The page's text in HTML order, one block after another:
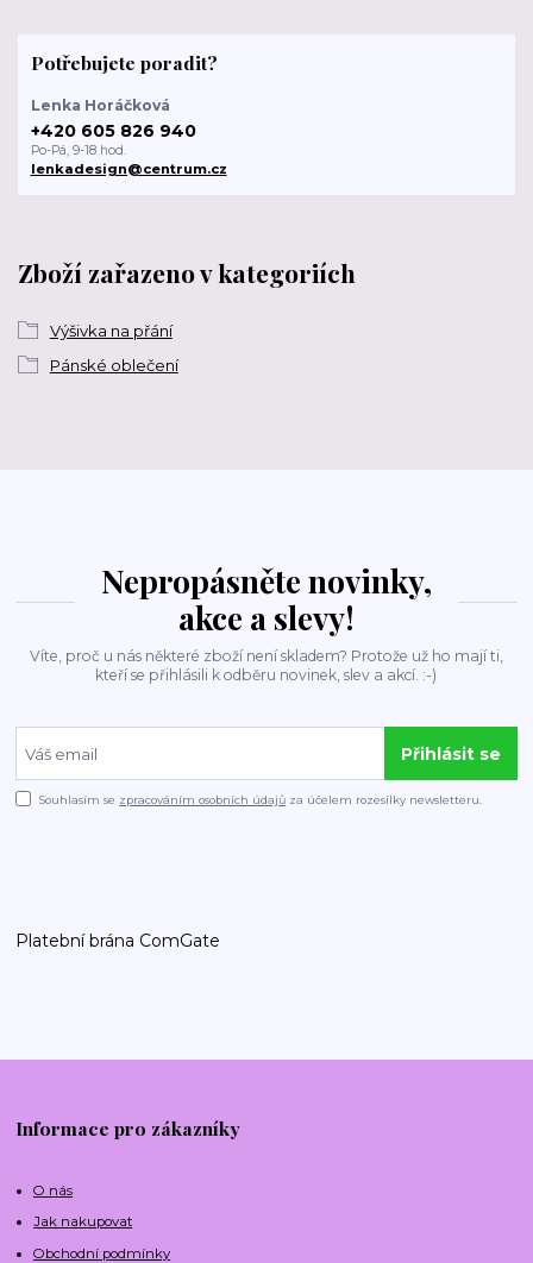
Zboží zařazeno v kategoriích
Výšivka na přání
Pánské oblečení
Potřebujete poradit?
Lenka Horáčková
+420 605 826 940
Po-Pá, 9-18 hod.
lenkadesign@centrum.cz
Nepropásněte novinky,
akce a slevy!
Víte, proč u nás některé zboží není skladem? Protože už ho mají ti,
kteří se přihlásili k odběru novinek, slev a akcí. :-)
Přihlásit se
Souhlasím se zpracováním osobních údajů za účelem rozesílky newsletteru.
Platební brána ComGate
Informace pro zákazníky
O nás
Jak nakupovat
Obchodní podmínky